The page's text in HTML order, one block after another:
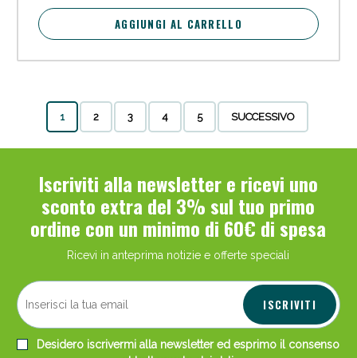
AGGIUNGI AL CARRELLO
1 2 3 4 5 SUCCESSIVO
Iscriviti alla newsletter e ricevi uno
sconto extra del 3% sul tuo primo
ordine con un minimo di 60€ di spesa
Ricevi in anteprima notizie e offerte speciali
ISCRIVITI
Desidero iscrivermi alla newsletter ed esprimo il consenso